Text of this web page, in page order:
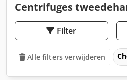
Centrifuges
Filter
Alle filters verwijderen